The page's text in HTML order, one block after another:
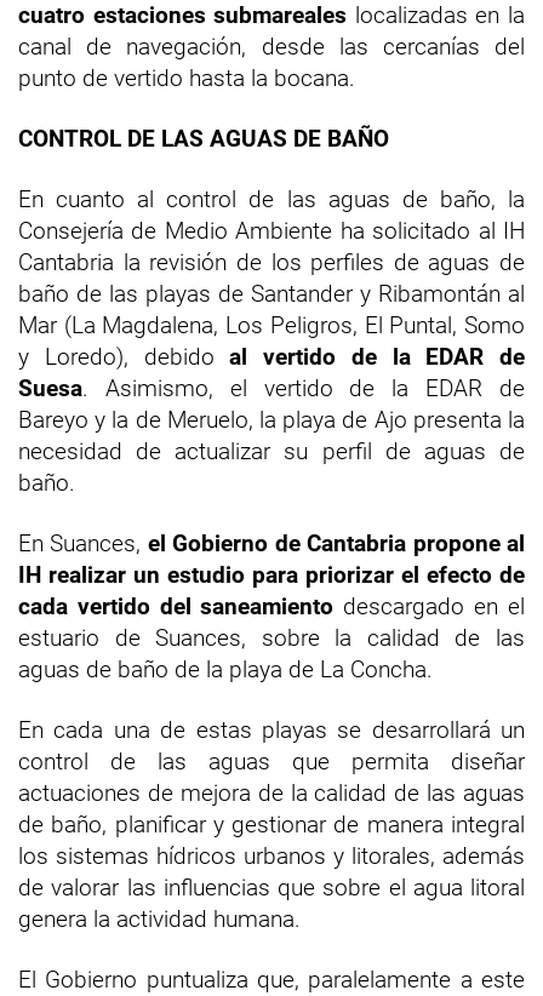
cuatro estaciones submareales localizadas en la
canal de navegación, desde las cercanías del
punto de vertido hasta la bocana.
CONTROL DE LAS AGUAS DE BAÑO
En cuanto al control de las aguas de baño, la
Consejería de Medio Ambiente ha solicitado al IH
Cantabria la revisión de los perfiles de aguas de
baño de las playas de Santander y Ribamontán al
Mar (La Magdalena, Los Peligros, El Puntal, Somo
y Loredo), debidoal vertido de la EDAR de
Suesa. Asimismo, el vertido de la EDAR de
Bareyo y la de Meruelo, la playa de Ajo presenta la
necesidad de actualizar su perfil de aguas de
baño.
En Suances, el Gobierno de Cantabria propone al
IH realizar un estudio para priorizar el efecto de
cada vertido del saneamiento descargado en el
estuario de Suances, sobre la calidad de las
aguas de baño de la playa de La Concha.
En cada una de estas playas se desarrollará un
control de las aguas que permita diseñar
actuaciones de mejora de la calidad de las aguas
de baño, planificar y gestionar de manera integral
los sistemas hídricos urbanos y litorales, además
de valorar las influencias que sobre el agua litoral
genera la actividad humana.
El Gobierno puntualiza que, paralelamente a este